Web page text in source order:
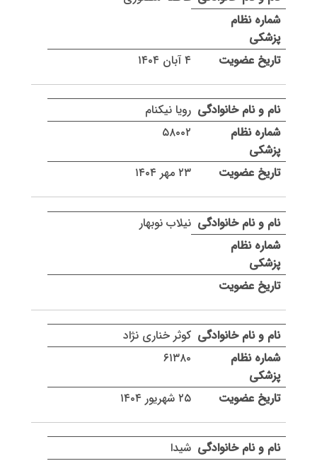
۴ آبان ۱۴۰۴
رویا نیکنام
۵۸۰۰۲
۲۳ مهر ۱۴۰۴
نیلاب نوبهار
کوثر خناری نژاد
۶۱۳۸۰
۲۵ شهریور ۱۴۰۴
شیدا